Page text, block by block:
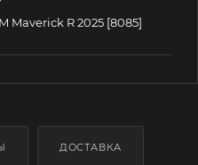
Maverick R 2025 [8085]
ДОСТАВКА